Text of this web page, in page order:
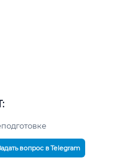
вопрос в Telegram